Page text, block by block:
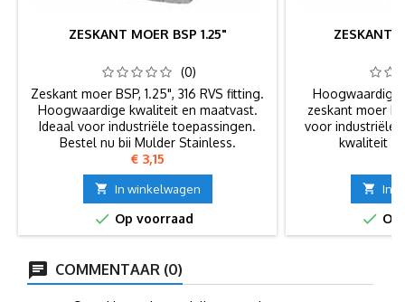
ZESKANT MOER BSP 1.25"
(0)
Zeskant moer BSP, 1.25", 316 RVS fitting.
Hoogwaardige kwaliteit en maatvast.
Ideaal voor industriële toepassingen.
Bestel nu bij Mulder Stainless.
Prijs
€ 3,15
 In winkelwagen
 Op voorraad
ZESKANT
Hoogwaardige
zeskant moer
voor industriële
kwaliteit
 In
 Op
COMMENTAAR (0)